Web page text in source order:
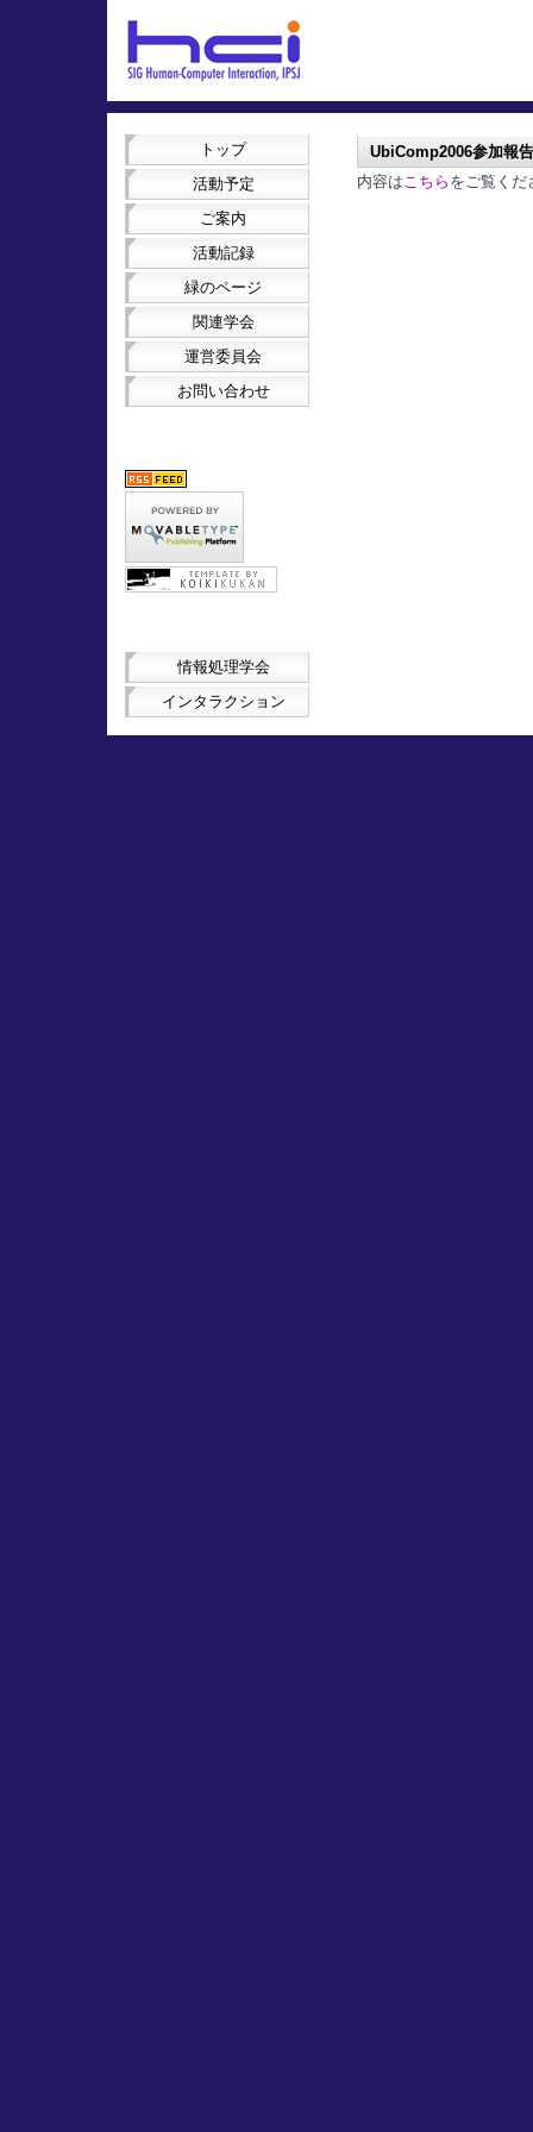
トップ
活動予定
ご案内
活動記録
緑のページ
関連学会
運営委員会
お問い合わせ
情報処理学会
インタラクション
UbiComp2006参加報告
内容はこちら をご覧くだ